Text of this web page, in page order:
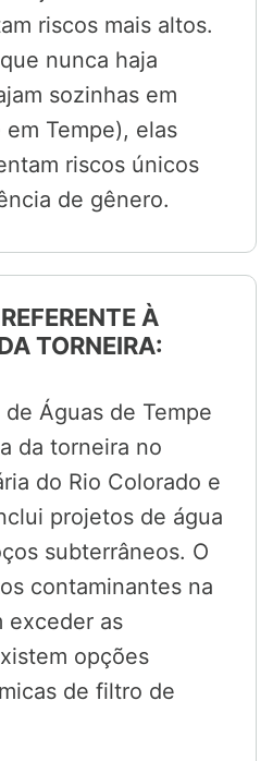
riscos mais altos.
nunca haja
sozinhas em
Tempe), elas
riscos únicos
de gênero.
À
TORNEIRA:
Águas de Tempe
da torneira no
do Rio Colorado e
projetos de água
subterrâneos. O
contaminantes na
exceder as
opções
de filtro de